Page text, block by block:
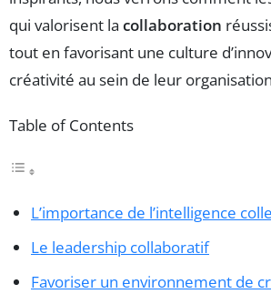
qui valorisent la collaboration
tout en favorisant une culture
créativité au sein de leur
Table of Contents
L’importance de l’intelligence
Le leadership collaboratif
Favoriser un environnement de